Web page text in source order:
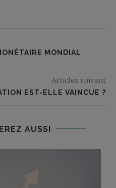
MONDIAL
Articles suivant
EST-ELLE VAINCUE ?
AUSSI